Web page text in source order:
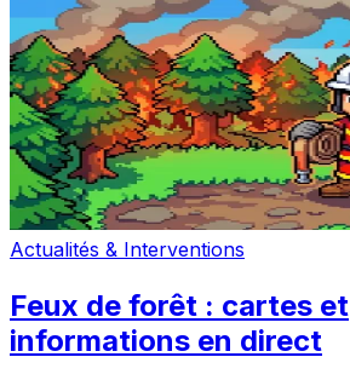
Actualités & Interventions
Feux de forêt : cartes et
informations en direct